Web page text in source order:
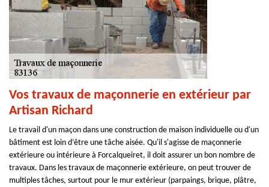
Vos travaux de maçonnerie en extérieur par
Artisan Richard
Le travail d'un maçon dans une construction de maison individuelle ou d'un
bâtiment est loin d’être une tâche aisée. Qu'il s'agisse de maçonnerie
extérieure ou intérieure à Forcalqueiret, il doit assurer un bon nombre de
travaux. Dans les travaux de maçonnerie extérieure, on peut trouver de
multiples tâches, surtout pour le mur extérieur (parpaings, brique, plâtre,